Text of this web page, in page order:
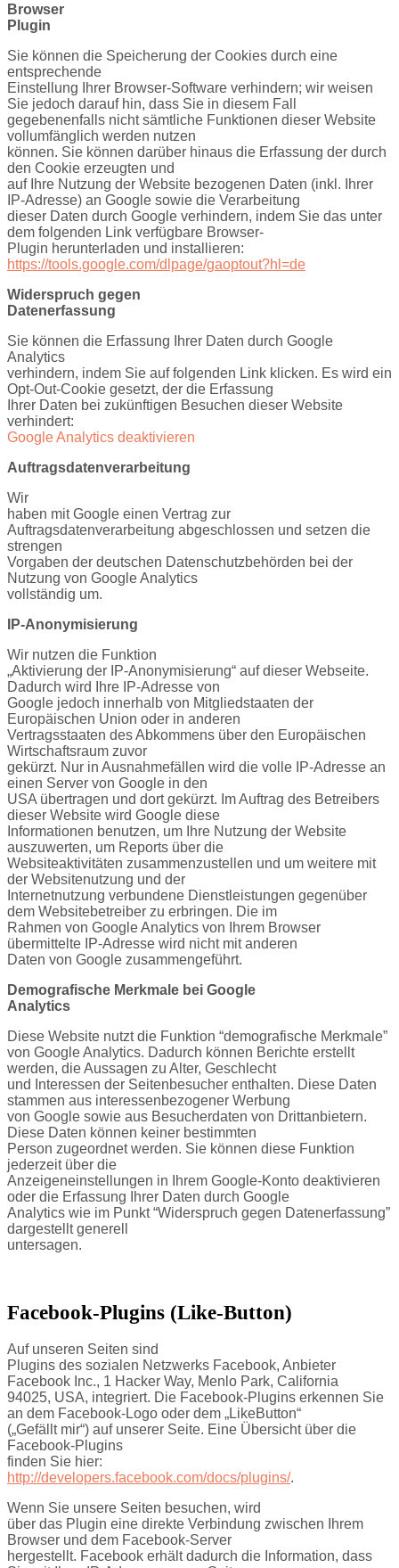
Browser
Plugin
Sie können die Speicherung der Cookies durch eine
entsprechende
Einstellung Ihrer Browser-Software verhindern; wir weisen
Sie jedoch darauf hin, dass Sie in diesem Fall
gegebenenfalls nicht sämtliche Funktionen dieser Website
vollumfänglich werden nutzen
können. Sie können darüber hinaus die Erfassung der durch
den Cookie erzeugten und
auf Ihre Nutzung der Website bezogenen Daten (inkl. Ihrer
IP-Adresse) an Google sowie die Verarbeitung
dieser Daten durch Google verhindern, indem Sie das unter
dem folgenden Link verfügbare Browser-
Plugin herunterladen und installieren:
https://tools.google.com/dlpage/gaoptout?hl=de
Widerspruch gegen
Datenerfassung
Sie können die Erfassung Ihrer Daten durch Google
Analytics
verhindern, indem Sie auf folgenden Link klicken. Es wird ein
Opt-Out-Cookie gesetzt, der die Erfassung
Ihrer Daten bei zukünftigen Besuchen dieser Website
verhindert:
Google Analytics deaktivieren
Auftragsdatenverarbeitung
Wir
haben mit Google einen Vertrag zur
Auftragsdatenverarbeitung abgeschlossen und setzen die
strengen
Vorgaben der deutschen Datenschutzbehörden bei der
Nutzung von Google Analytics
vollständig um.
IP-Anonymisierung
Wir nutzen die Funktion
„Aktivierung der IP-Anonymisierung“ auf dieser Webseite.
Dadurch wird Ihre IP-Adresse von
Google jedoch innerhalb von Mitgliedstaaten der
Europäischen Union oder in anderen
Vertragsstaaten des Abkommens über den Europäischen
Wirtschaftsraum zuvor
gekürzt. Nur in Ausnahmefällen wird die volle IP-Adresse an
einen Server von Google in den
USA übertragen und dort gekürzt. Im Auftrag des Betreibers
dieser Website wird Google diese
Informationen benutzen, um Ihre Nutzung der Website
auszuwerten, um Reports über die
Websiteaktivitäten zusammenzustellen und um weitere mit
der Websitenutzung und der
Internetnutzung verbundene Dienstleistungen gegenüber
dem Websitebetreiber zu erbringen. Die im
Rahmen von Google Analytics von Ihrem Browser
übermittelte IP-Adresse wird nicht mit anderen
Daten von Google zusammengeführt.
Demografische Merkmale bei Google
Analytics
Diese Website nutzt die Funktion “demografische Merkmale”
von Google Analytics. Dadurch können Berichte erstellt
werden, die Aussagen zu Alter, Geschlecht
und Interessen der Seitenbesucher enthalten. Diese Daten
stammen aus interessenbezogener Werbung
von Google sowie aus Besucherdaten von Drittanbietern.
Diese Daten können keiner bestimmten
Person zugeordnet werden. Sie können diese Funktion
jederzeit über die
Anzeigeneinstellungen in Ihrem Google-Konto deaktivieren
oder die Erfassung Ihrer Daten durch Google
Analytics wie im Punkt “Widerspruch gegen Datenerfassung”
dargestellt generell
untersagen.
Facebook-Plugins (Like-Button)
Auf unseren Seiten sind
Plugins des sozialen Netzwerks Facebook, Anbieter
Facebook Inc., 1 Hacker Way, Menlo Park, California
94025, USA, integriert. Die Facebook-Plugins erkennen Sie
an dem Facebook-Logo oder dem „LikeButton“
(„Gefällt mir“) auf unserer Seite. Eine Übersicht über die
Facebook-Plugins
finden Sie hier:
http://developers.facebook.com/docs/plugins/.
Wenn Sie unsere Seiten besuchen, wird
über das Plugin eine direkte Verbindung zwischen Ihrem
Browser und dem Facebook-Server
hergestellt. Facebook erhält dadurch die Information, dass